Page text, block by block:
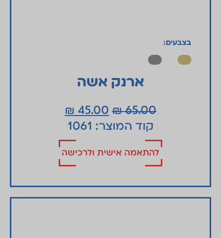
בצבעים:
ארנק אשה
65.00
₪
45.00
₪
קוד המוצר: 1061
להתאמה אישית ולרכישה